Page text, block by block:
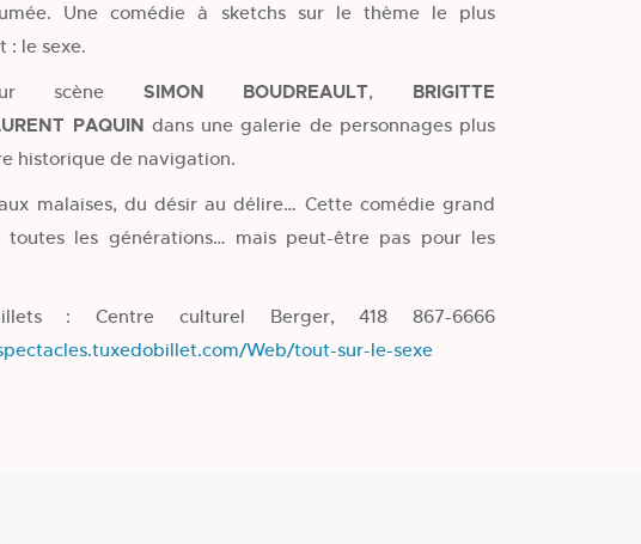
Une comédie à sketchs sur le thème le plus
: le sexe.
scène SIMON BOUDREAULT, BRIGITTE
PAQUIN dans une galerie de personnages plus
historique de navigation.
malaises, du désir au délire… Cette comédie grand
les générations… mais peut-être pas pour les
: Centre culturel Berger, 418 867-6666
Web/tout-sur-le-sexe